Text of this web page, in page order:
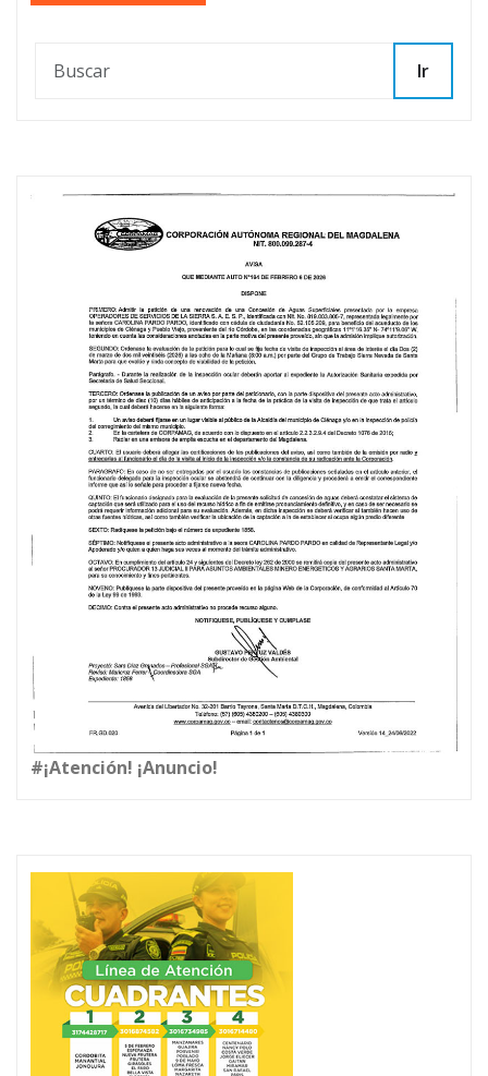
Ir
#¡Atención! ¡Anuncio!